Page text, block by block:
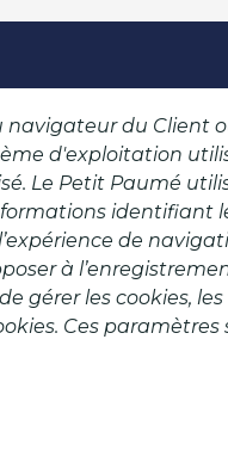
navigateur du Client
d'exploitation
Le Petit Paumé
identifiant
de
à
gérer les cookies,
Ces paramètres